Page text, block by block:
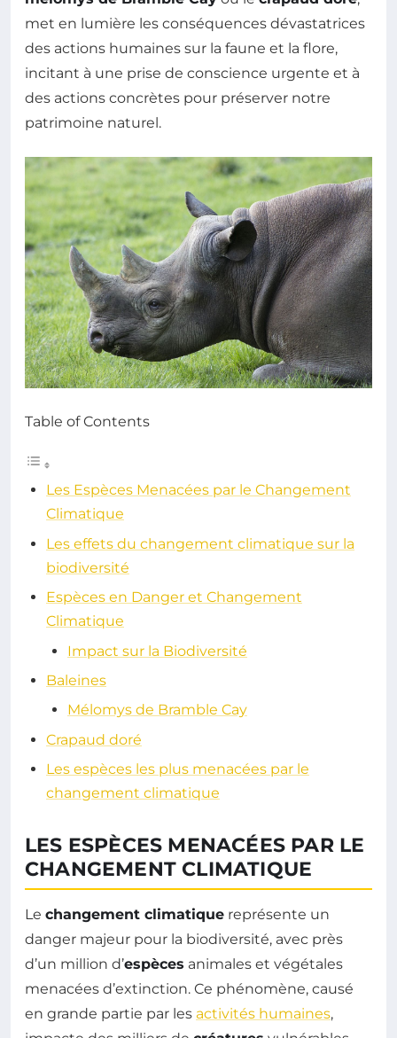
met en lumière les conséquences dévastatrices
des actions humaines sur la faune et la flore,
incitant à une prise de conscience urgente et à
des actions concrètes pour préserver notre
patrimoine naturel.
Table of Contents
Les Espèces Menacées par le Changement
Climatique
Les effets du changement climatique sur la
biodiversité
Espèces en Danger et Changement
Climatique
Impact sur la Biodiversité
Baleines
Mélomys de Bramble Cay
Crapaud doré
Les espèces les plus menacées par le
changement climatique
LES ESPÈCES MENACÉES PAR LE
CHANGEMENT CLIMATIQUE
Le changement climatique représente un
danger majeur pour la biodiversité, avec près
d’un million d’espèces animales et végétales
menacées d’extinction. Ce phénomène, causé
en grande partie par les activités humaines,